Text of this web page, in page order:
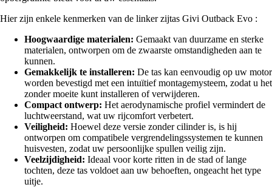
Hier zijn enkele kenmerken van de linker zijtas Givi Outback Evo :
Hoogwaardige materialen: Gemaakt van duurzame en sterke
materialen, ontworpen om de zwaarste omstandigheden aan te
kunnen.
Gemakkelijk te installeren: De tas kan eenvoudig op uw motor
worden bevestigd met een intuïtief montagemysteem, zodat u het
zonder moeite kunt installeren of verwijderen.
Compact ontwerp: Het aerodynamische profiel vermindert de
luchtweerstand, wat uw rijcomfort verbetert.
Veiligheid: Hoewel deze versie zonder cilinder is, is hij
ontworpen om compatibele vergrendelingssystemen te kunnen
huisvesten, zodat uw persoonlijke spullen veilig zijn.
Veelzijdigheid: Ideaal voor korte ritten in de stad of lange
tochten, deze tas voldoet aan uw behoeften, ongeacht het type
uitje.